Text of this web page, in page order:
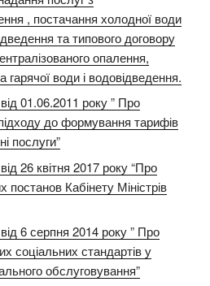
, постачання холодної води
та типового договору
опалення,
води і водовідведення.
01.06.2011 року ” Про
до формування тарифів
послуги”
26 квітня 2017 року “Про
постанов Кабінету Міністрів
6 серпня 2014 року ” Про
соціальних стандартів у
обслуговування”